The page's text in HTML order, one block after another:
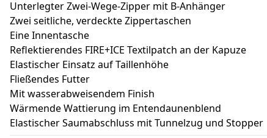
Unterlegter Zwei-Wege-Zipper mit B-Anhänger
Zwei seitliche, verdeckte Zippertaschen
Eine Innentasche
Reflektierendes FIRE+ICE Textilpatch an der Kapuze
Elastischer Einsatz auf Taillenhöhe
Fließendes Futter
Mit wasserabweisendem Finish
Wärmende Wattierung im Entendaunenblend
Elastischer Saumabschluss mit Tunnelzug und Stopper